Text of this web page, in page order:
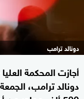
دونالد ترامب
أجازت المحكمة
دونالد ترامب،